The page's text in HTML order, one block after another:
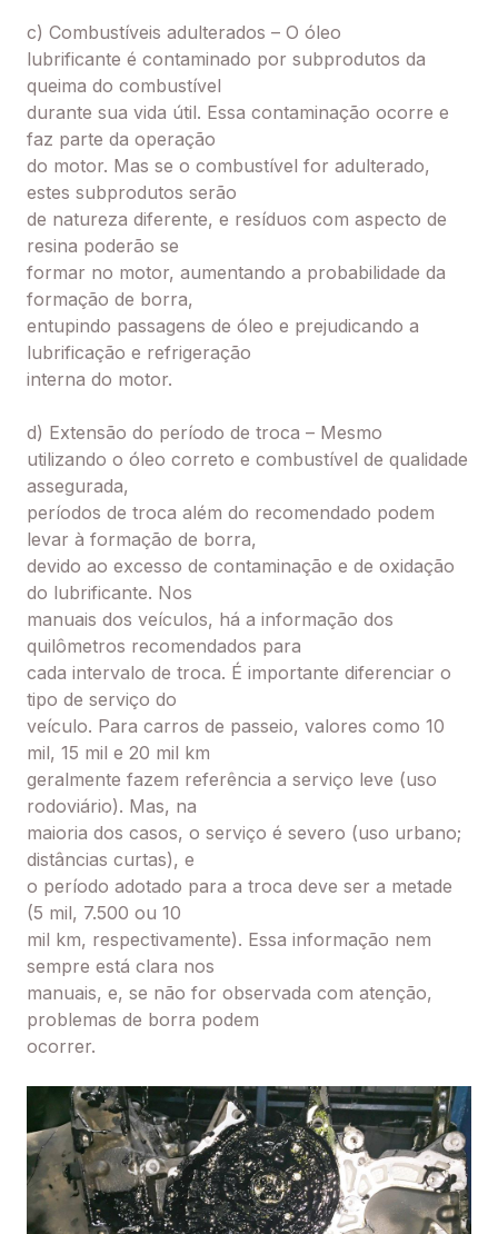
c) Combustíveis adulterados – O óleo
lubrificante é contaminado por subprodutos da
queima do combustível
durante sua vida útil. Essa contaminação ocorre e
faz parte da operação
do motor. Mas se o combustível for adulterado,
estes subprodutos serão
de natureza diferente, e resíduos com aspecto de
resina poderão se
formar no motor, aumentando a probabilidade da
formação de borra,
entupindo passagens de óleo e prejudicando a
lubrificação e refrigeração
interna do motor.
d) Extensão do período de troca – Mesmo
utilizando o óleo correto e combustível de qualidade
assegurada,
períodos de troca além do recomendado podem
levar à formação de borra,
devido ao excesso de contaminação e de oxidação
do lubrificante. Nos
manuais dos veículos, há a informação dos
quilômetros recomendados para
cada intervalo de troca. É importante diferenciar o
tipo de serviço do
veículo. Para carros de passeio, valores como 10
mil, 15 mil e 20 mil km
geralmente fazem referência a serviço leve (uso
rodoviário). Mas, na
maioria dos casos, o serviço é severo (uso urbano;
distâncias curtas), e
o período adotado para a troca deve ser a metade
(5 mil, 7.500 ou 10
mil km, respectivamente). Essa informação nem
sempre está clara nos
manuais, e, se não for observada com atenção,
problemas de borra podem
ocorrer.